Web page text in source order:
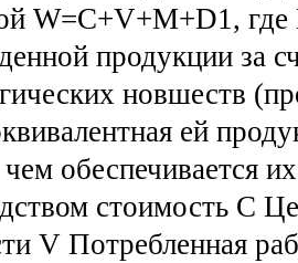
W=C+V+M+D1, где
продукции за
новшеств
ей
обеспечивается
стоимость С
V Потребленная